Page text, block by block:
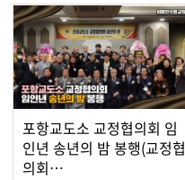
포항교도소 교정협의회 임
인년 송년의 밤 봉행(교정협
의회…